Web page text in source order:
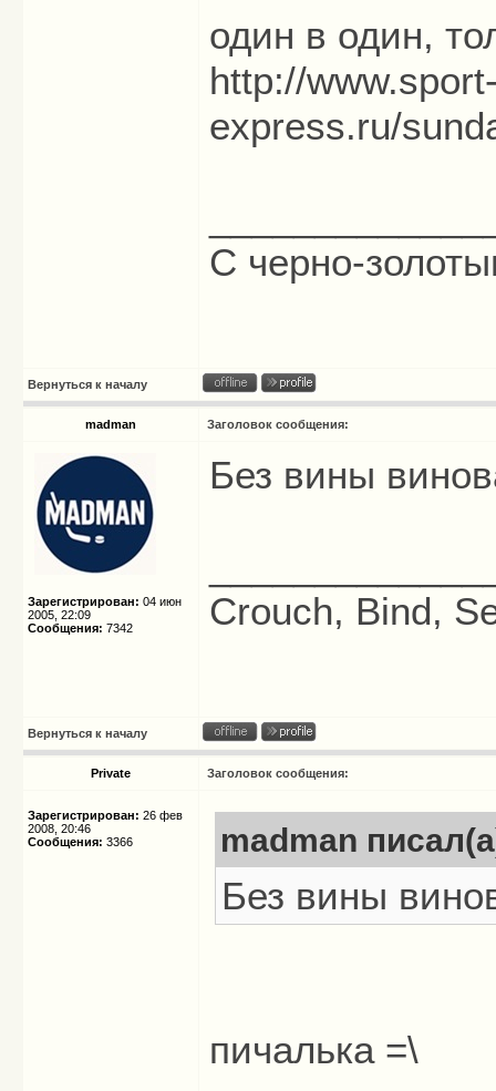
один в один,
http://
express.ru/
С черно-
Вернуться к началу
madman Заголовок сообщения:
Зарегистрирован: 04 июн
2005, 22:09
Сообщения: 7342
Без вины
Crouch, Bind,
Вернуться к началу
Private Заголовок сообщения:
Зарегистрирован: 26 фев
2008, 20:46
Сообщения: 3366 madman
Без вины
пичалька =\